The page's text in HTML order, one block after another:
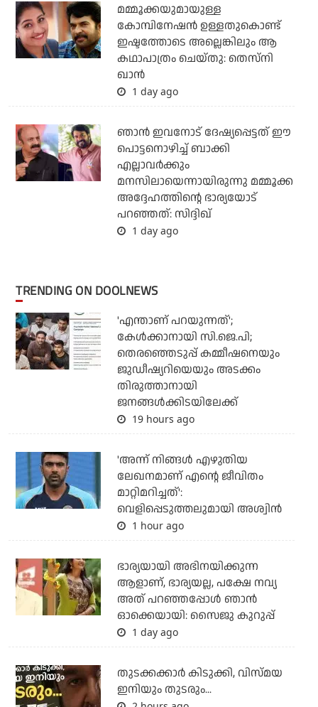
മമ്മൂക്കയുമായുള്ള
കോമ്പിനേഷൻ ഉള്ളതുകൊണ്ട്
ഇഷ്ടത്തോടെ അല്ലെങ്കിലും ആ
കഥാപാത്രം ചെയ്തു: തെസ്നി
ഖാൻ
1 day ago
ഞാന്‍ ഇവനോട് ദേഷ്യപ്പെട്ടത് ഈ
പൊട്ടനൊഴിച്ച് ബാക്കി
എല്ലാവര്‍ക്കും
മനസിലായെന്നായിരുന്നു മമ്മൂക്ക
അദ്ദേഹത്തിന്റെ ഭാര്യയോട്
പറഞ്ഞത്: സിദ്ദിഖ്
1 day ago
TRENDING ON DOOLNEWS
'എന്താണ് പറയുന്നത്';
കേള്‍ക്കാനായി സി.ജെ.പി;
തെരഞ്ഞെടുപ്പ് കമ്മീഷനെയും
ജുഡീഷ്യറിയെയും അടക്കം
തിരുത്താനായി
ജനങ്ങള്‍ക്കിടയിലേക്ക്
19 hours ago
'അന്ന് നിങ്ങള്‍ എഴുതിയ
ലേഖനമാണ് എന്റെ ജീവിതം
മാറ്റിമറിച്ചത്':
വെളിപ്പെടുത്തലുമായി അശ്വിന്‍
1 hour ago
ഭാര്യയായി അഭിനയിക്കുന്ന
ആളാണ്, ഭാര്യയല്ല, പക്ഷേ നവ്യ
അത് പറഞ്ഞപ്പോള്‍ ഞാന്‍
ഓക്കെയായി: സൈജു കുറുപ്പ്
1 day ago
തുടക്കക്കാര്‍ കിടുക്കി, വിസ്മയ
ഇനിയും തുടരും...